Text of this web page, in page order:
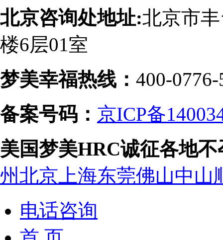
北京咨询处地址:北京市
楼6层01室
梦美幸福热线： 400-0776-
备案号码： 京ICP备
美国梦美HRC诚征各地
州北京 上海东莞佛山中山
电话咨询